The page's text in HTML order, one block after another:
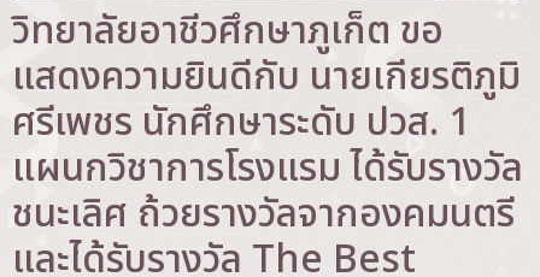
วิทยาลัยอาชีวศึกษาภูเก็ต ขอ
แสดงความยินดีกับ นายเกียรติภูมิ
ศรีเพชร นักศึกษาระดับ ปวส. 1
แผนกวิชาการโรงแรม ได้รับรางวัล
ชนะเลิศ ถ้วยรางวัลจากองคมนตรี
และได้รับรางวัล The Best